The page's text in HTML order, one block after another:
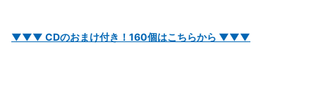
▼▼▼ CDのおまけ付き！160個はこちらから ▼▼▼